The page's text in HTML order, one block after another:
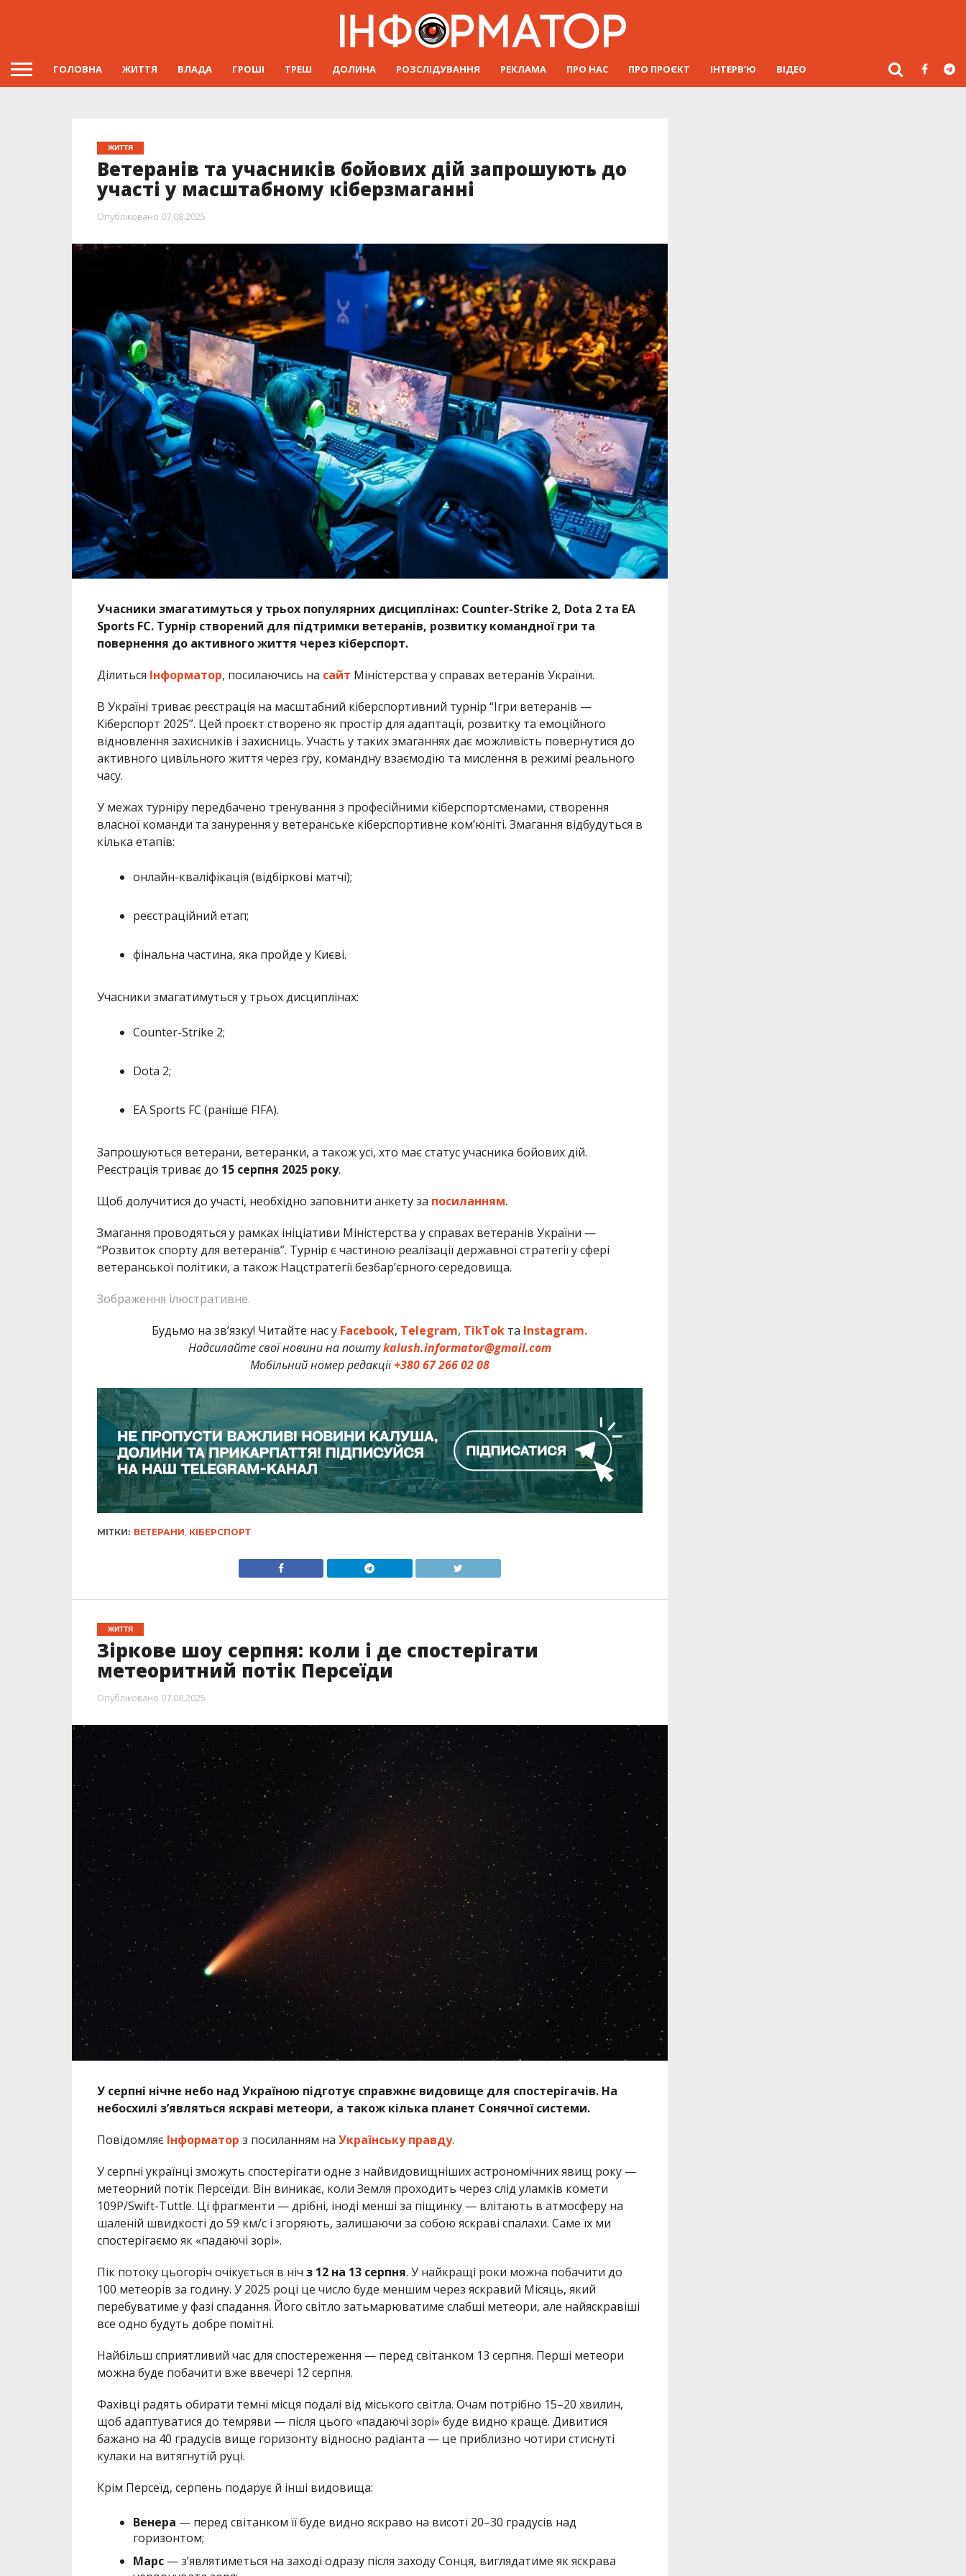
ГОЛОВНА ЖИТТЯ ВЛАДА ГРОШІ ТРЕШ ДОЛИНА РОЗСЛІДУВАННЯ РЕКЛАМА ПРО НАС ПРО ПРОЄКТ ІНТЕРВ’Ю ВІДЕО
ЖИТТЯ
Ветеранів та учасників бойових дій запрошують до
участі у масштабному кіберзмаганні
Опубліковано 07.08.2025
Учасники змагатимуться у трьох популярних дисциплінах: Counter-Strike 2, Dota 2 та EA
Sports FC. Турнір створений для підтримки ветеранів, розвитку командної гри та
повернення до активного життя через кіберспорт.
Ділиться Інформатор, посилаючись на сайт Міністерства у справах ветеранів України.
В Україні триває реєстрація на масштабний кіберспортивний турнір “Ігри ветеранів —
Кіберспорт 2025”. Цей проєкт створено як простір для адаптації, розвитку та емоційного
відновлення захисників і захисниць. Участь у таких змаганнях дає можливість повернутися до
активного цивільного життя через гру, командну взаємодію та мислення в режимі реального
часу.
У межах турніру передбачено тренування з професійними кіберспортсменами, створення
власної команди та занурення у ветеранське кіберспортивне ком’юніті. Змагання відбудуться в
кілька етапів:
онлайн-кваліфікація (відбіркові матчі);
реєстраційний етап;
фінальна частина, яка пройде у Києві.
Учасники змагатимуться у трьох дисциплінах:
Counter-Strike 2;
Dota 2;
EA Sports FC (раніше FIFA).
Запрошуються ветерани, ветеранки, а також усі, хто має статус учасника бойових дій.
Реєстрація триває до 15 серпня 2025 року.
Щоб долучитися до участі, необхідно заповнити анкету за посиланням.
Змагання проводяться у рамках ініціативи Міністерства у справах ветеранів України —
“Розвиток спорту для ветеранів”. Турнір є частиною реалізації державної стратегії у сфері
ветеранської політики, а також Нацстратегії безбарʼєрного середовища.
Зображення ілюстративне.
Будьмо на зв’язку! Читайте нас у Facebook, Telegram, TikTok та Instagram.
Надсилайте свої новини на поштуkalush.informator@gmail.com
Мобільний номер редакції+380 67 266 02 08
МІТКИ: ВЕТЕРАНИ, КІБЕРСПОРТ
ЖИТТЯ
Зіркове шоу серпня: коли і де спостерігати
метеоритний потік Персеїди
Опубліковано 07.08.2025
У серпні нічне небо над Україною підготує справжнє видовище для спостерігачів. На
небосхилі з’являться яскраві метеори, а також кілька планет Сонячної системи.
Повідомляє Інформатор з посиланням на Українську правду.
У серпні українці зможуть спостерігати одне з найвидовищніших астрономічних явищ року —
метеорний потік Персеїди. Він виникає, коли Земля проходить через слід уламків комети
109P/Swift-Tuttle. Ці фрагменти — дрібні, іноді менші за піщинку — влітають в атмосферу на
шаленій швидкості до 59 км/с і згоряють, залишаючи за собою яскраві спалахи. Саме їх ми
спостерігаємо як «падаючі зорі».
Пік потоку цьогоріч очікується в ніч з 12 на 13 серпня. У найкращі роки можна побачити до
100 метеорів за годину. У 2025 році це число буде меншим через яскравий Місяць, який
перебуватиме у фазі спадання. Його світло затьмарюватиме слабші метеори, але найяскравіші
все одно будуть добре помітні.
Найбільш сприятливий час для спостереження — перед світанком 13 серпня. Перші метеори
можна буде побачити вже ввечері 12 серпня.
Фахівці радять обирати темні місця подалі від міського світла. Очам потрібно 15–20 хвилин,
щоб адаптуватися до темряви — після цього «падаючі зорі» буде видно краще. Дивитися
бажано на 40 градусів вище горизонту відносно радіанта — це приблизно чотири стиснуті
кулаки на витягнутій руці.
Крім Персеїд, серпень подарує й інші видовища:
Венера — перед світанком її буде видно яскраво на висоті 20–30 градусів над
горизонтом;
Марс— з’являтиметься на заході одразу після заходу Сонця, виглядатиме як яскрава